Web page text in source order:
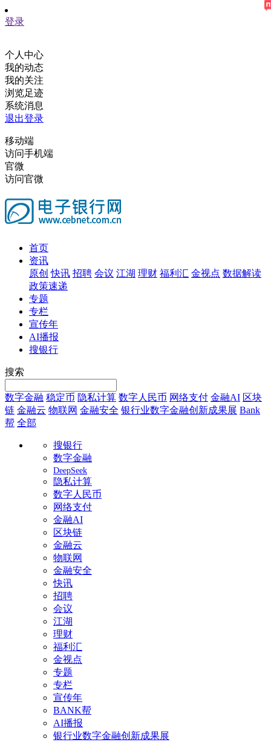
登录
个人中心
我的动态
我的关注
浏览足迹
系统消息
退出登录
移动端
访问手机端
官微
访问官微
首页
资讯
原创 快讯 招聘 会议 江湖 理财 福利汇 金视点 数据解读
政策速递
专题
专栏
宣传年
AI播报
搜银行
搜索
数字金融 稳定币 隐私计算 数字人民币 网络支付 金融AI 区块
链 金融云 物联网 金融安全 银行业数字金融创新成果展 Bank
帮 全部
搜银行
数字金融
DeepSeek
隐私计算
数字人民币
网络支付
金融AI
区块链
金融云
物联网
金融安全
快讯
招聘
会议
江湖
理财
福利汇
金视点
专题
专栏
宣传年
BANK帮
AI播报
银行业数字金融创新成果展